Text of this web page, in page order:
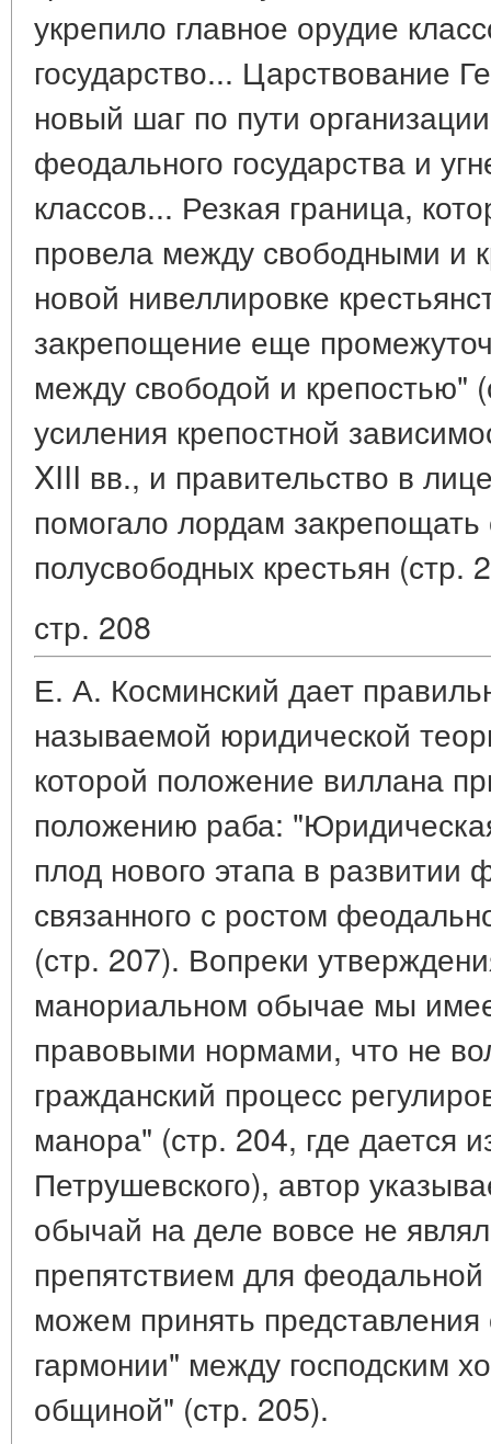
укрепило главное орудие
государство... Царствование
новый шаг по пути
феодального государства и
классов... Резкая граница,
провела между свободными и
новой нивеллировке
закрепощение еще
между свободой и крепостью"
усиления крепостной
XIII вв., и правительство в
помогало лордам
полусвободных крестьян (стр.
стр. 208
Е. А. Косминский дает
называемой юридической
которой положение виллана
положению раба:
плод нового этапа в развитии
связанного с ростом
(стр. 207). Вопреки
манориальном обычае мы
правовыми нормами, что не
гражданский процесс
манора" (стр. 204, где дается
Петрушевского), автор
обычай на деле вовсе не
препятствием для
можем принять представления
гармонии" между господским
общиной" (стр. 205).